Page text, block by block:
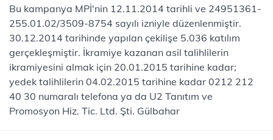
Bu kampanya MPİ'nin 12.11.2014 tarihli ve 24951361-
255.01.02/3509-8754 sayılı izniyle düzenlenmiştir.
30.12.2014 tarihinde yapılan çekilişe 5.036 katılım
gerçekleşmiştir. İkramiye kazanan asil talihlilerin
ikramiyesini almak için 20.01.2015 tarihine kadar;
yedek talihlilerin 04.02.2015 tarihine kadar 0212 212
40 30 numaralı telefona ya da U2 Tanıtım ve
Promosyon Hiz. Tic. Ltd. Şti. Gülbahar ​